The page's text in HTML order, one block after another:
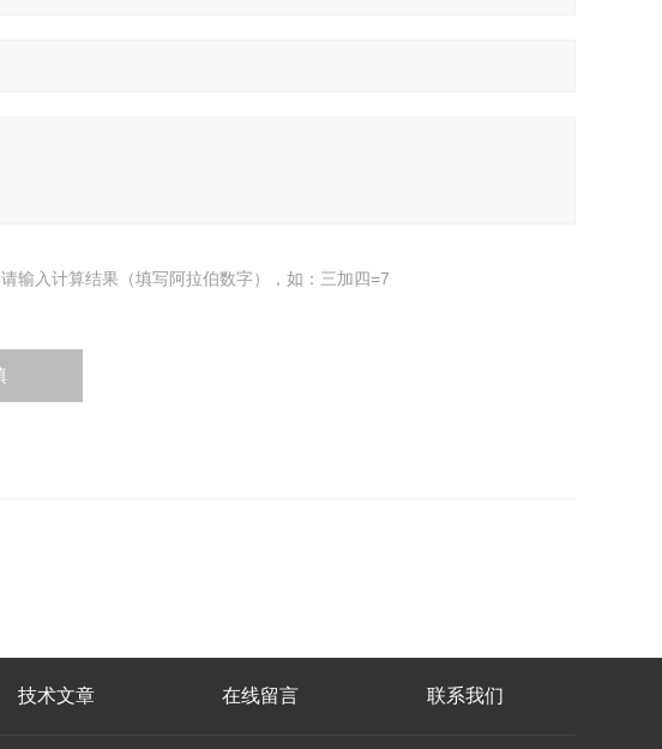
请输入计算结果（填写阿拉伯数字），如：三加四=7
技术文章 在线留言 联系我们